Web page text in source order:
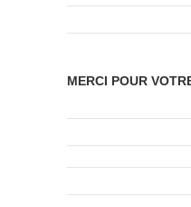
MERCI POUR